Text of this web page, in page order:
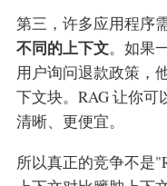
第三，许多应用程序
不同的上下文。如果
用户询问退款政策，
下文块。RAG 让你
清晰、更便宜。
所以真正的竞争不是